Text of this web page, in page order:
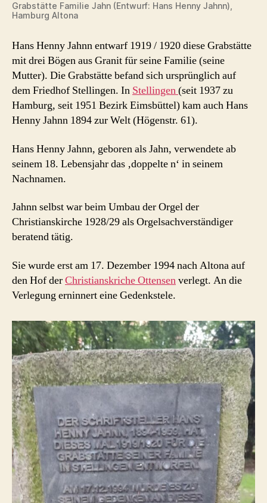
Grabstätte Familie Jahn (Entwurf: Hans Henny Jahnn),
Hamburg Altona
Hans Henny Jahnn entwarf 1919 / 1920 diese Grabstätte
mit drei Bögen aus Granit für seine Familie (seine
Mutter). Die Grabstätte befand sich ursprünglich auf
dem Friedhof Stellingen. In Stellingen(seit 1937 zu
Hamburg, seit 1951 Bezirk Eimsbüttel) kam auch Hans
Henny Jahnn 1894 zur Welt (Högenstr. 61).
Hans Henny Jahnn, geboren als Jahn, verwendete ab
seinem 18. Lebensjahr das ‚doppelte n‘ in seinem
Nachnamen.
Jahnn selbst war beim Umbau der Orgel der
Christianskirche 1928/29 als Orgelsachverständiger
beratend tätig.
Sie wurde erst am 17. Dezember 1994 nach Altona auf
den Hof derChristianskriche Ottensenverlegt. An die
Verlegung erninnert eine Gedenkstele.